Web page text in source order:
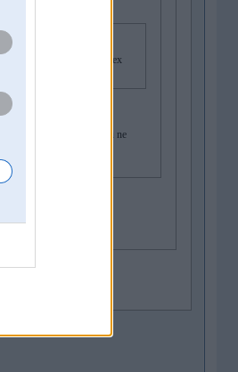
ar visu montāžu. Prodex
neiebilda ne par cenu ne